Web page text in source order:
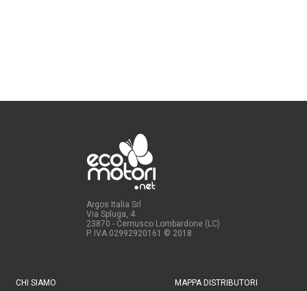
Argos Italia Srl
Via Spluga, 4
23870 - Cernusco Lombardone (LC)
P. IVA 02992920161 © 2018
CHI SIAMO MAPPA DISTRIBUTORI